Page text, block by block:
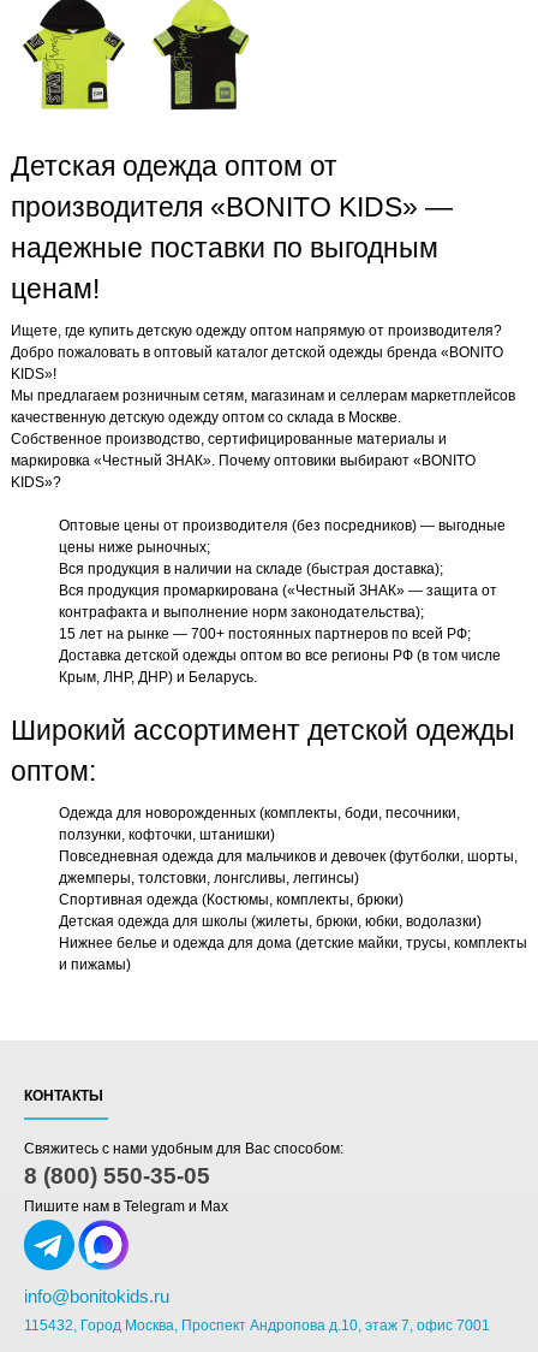
Детская одежда оптом от
производителя «BONITO KIDS» —
надежные поставки по выгодным
ценам!
Ищете, где купить детскую одежду оптом напрямую от производителя?
Добро пожаловать в оптовый каталог детской одежды бренда «BONITO
KIDS»!
Мы предлагаем розничным сетям, магазинам и селлерам маркетплейсов
качественную детскую одежду оптом со склада в Москве.
Собственное производство, сертифицированные материалы и
маркировка «Честный ЗНАК». Почему оптовики выбирают «BONITO
KIDS»?
Оптовые цены от производителя (без посредников) — выгодные
цены ниже рыночных;
Вся продукция в наличии на складе (быстрая доставка);
Вся продукция промаркирована («Честный ЗНАК» — защита от
контрафакта и выполнение норм законодательства);
15 лет на рынке — 700+ постоянных партнеров по всей РФ;
Доставка детской одежды оптом во все регионы РФ (в том числе
Крым, ЛНР, ДНР) и Беларусь.
Широкий ассортимент детской одежды
оптом:
Одежда для новорожденных (комплекты, боди, песочники,
ползунки, кофточки, штанишки)
Повседневная одежда для мальчиков и девочек (футболки, шорты,
джемперы, толстовки, лонгсливы, леггинсы)
Спортивная одежда (Костюмы, комплекты, брюки)
Детская одежда для школы (жилеты, брюки, юбки, водолазки)
Нижнее белье и одежда для дома (детские майки, трусы, комплекты
и пижамы)
КОНТАКТЫ
Свяжитесь с нами удобным для Вас способом:
8 (800) 550-35-05
Пишите нам в Telegram и Max
info@bonitokids.ru
115432, Город Москва, Проспект Андропова д.10, этаж 7, офис 7001